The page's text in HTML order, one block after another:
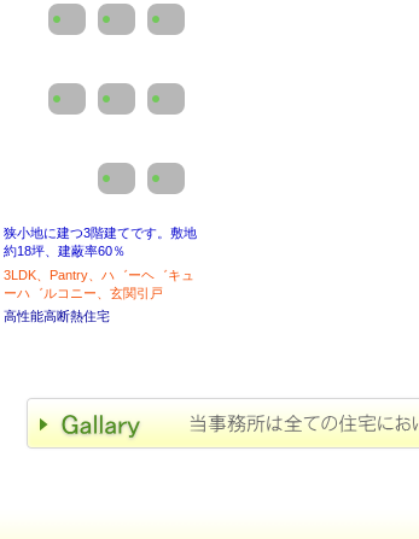
狭小地に建つ3階建てです。敷地
約18坪、建蔽率60％
3LDK、Pantry、ハ゛ーヘ゛キュ
ーハ゛ルコニー、玄関引戸
高性能高断熱住宅